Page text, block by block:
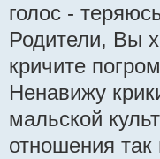
голос -
Родители, Вы
кричите
Ненавижу
мальской
отношения